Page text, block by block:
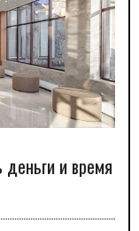
и время